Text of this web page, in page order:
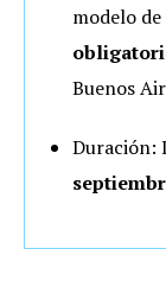
modelo
Buenos
Duración: